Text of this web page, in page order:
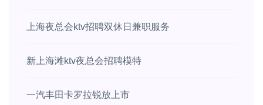
上海夜总会ktv招聘双休日兼职服务
新上海滩ktv夜总会招聘模特
一汽丰田卡罗拉锐放上市